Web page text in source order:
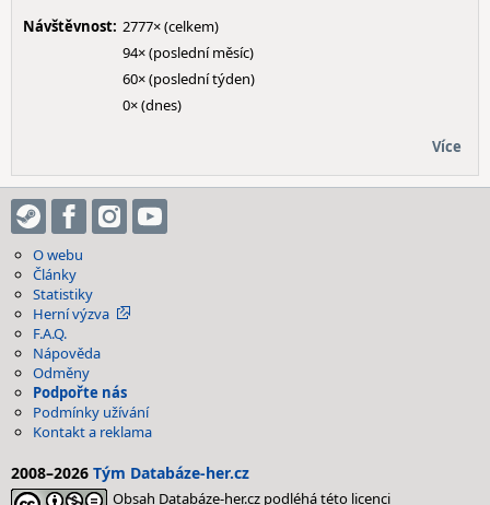
Návštěvnost: 2777× (celkem)
94× (poslední měsíc)
60× (poslední týden)
0× (dnes)
Více
O webu
Články
Statistiky
Herní výzva
F.A.Q.
Nápověda
Odměny
Podpořte nás
Podmínky užívání
Kontakt a reklama
2008–2026 Tým Databáze-her.cz
Obsah Databáze-her.cz podléhá této licenci